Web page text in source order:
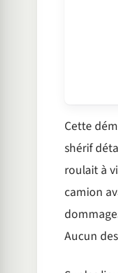
Cette
shérif
roulait à
camion
Aucun